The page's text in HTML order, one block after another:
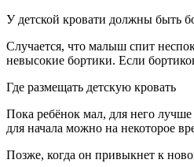
У детской кровати должны быть
Случается, что малыш спит
невысокие бортики. Если
Где размещать детскую кровать
Пока ребёнок мал, для него
для начала можно на некоторое
Позже, когда он привыкнет к